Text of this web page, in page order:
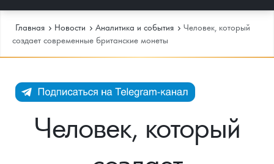
Каталог Монет
Инвестиционные монеты
Инфо
Как сделать заказ
Доставка
Главная Новости Аналитика и события
Человек, который
создает современные британские монеты
Человек, который